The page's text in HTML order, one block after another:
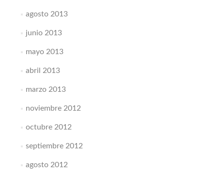
agosto 2013
junio 2013
mayo 2013
abril 2013
marzo 2013
noviembre 2012
octubre 2012
septiembre 2012
agosto 2012